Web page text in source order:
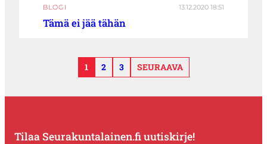
BLOGI 13.12.2020 18:51
Tämä ei jää tähän
1 2 3 SEURAAVA
Tilaa Seurakuntalainen.fi uutiskirje!